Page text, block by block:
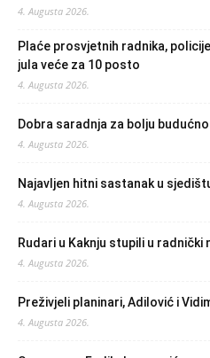
4. Augusta 2026.
Plaće prosvjetnih radnika,
jula veće za 10 posto
4. Augusta 2026.
Dobra saradnja za bolju
4. Augusta 2026.
Najavljen hitni sastanak u
4. Augusta 2026.
Rudari u Kaknju stupili u radnički
4. Augusta 2026.
Preživjeli planinari, Adilović i
4. Augusta 2026.